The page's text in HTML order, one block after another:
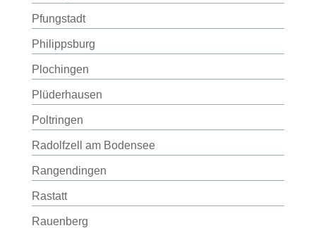
Pfungstadt
Philippsburg
Plochingen
Plüderhausen
Poltringen
Radolfzell am Bodensee
Rangendingen
Rastatt
Rauenberg